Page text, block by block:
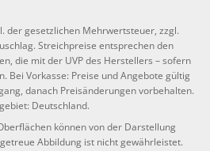
der gesetzlichen Mehrwertsteuer, zzgl.
Streichpreise entsprechen den
die mit der UVP des Herstellers – sofern
Bei Vorkasse: Preise und Angebote gültig
danach Preisänderungen vorbehalten.
Deutschland.
können von der Darstellung
Abbildung ist nicht gewährleistet.